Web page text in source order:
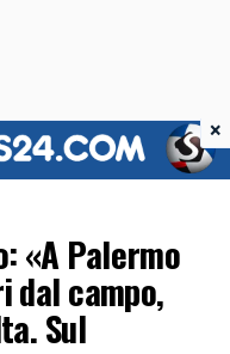
«A Palermo
dal campo,
Sul
×